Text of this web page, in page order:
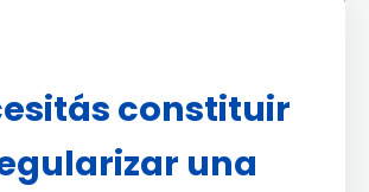
constituir
una